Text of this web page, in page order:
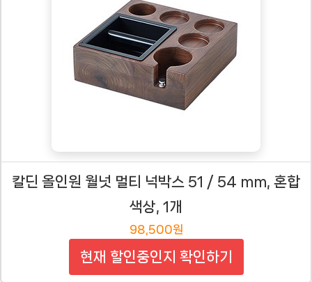
칼딘 올인원 월넛 멀티 넉박스 51 / 54 mm, 혼합
색상, 1개
98,500원
현재 할인중인지 확인하기